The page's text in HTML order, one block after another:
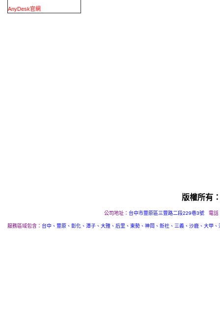
AnyDesk官網
版權所有
公司地址： 台中市豐原區三豐路二段229巷3號 電話
服務區域包含： 台中、豐原、彰化、潭子、大雅、后里、東勢、神岡、新社、三義、沙鹿、大甲